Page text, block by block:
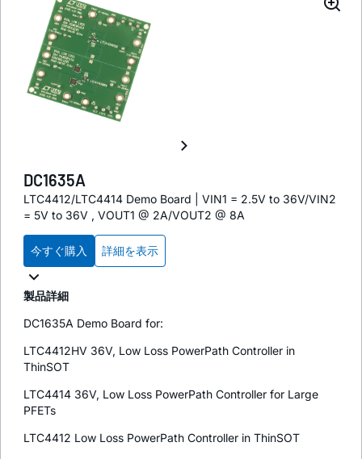
DC1635A
LTC4412/LTC4414 Demo Board | VIN1 = 2.5V to 36V/VIN2
= 5V to 36V , VOUT1 @ 2A/VOUT2 @ 8A
今すぐ購入 詳細を表示
製品詳細
DC1635A Demo Board for:
LTC4412HV 36V, Low Loss PowerPath Controller in
ThinSOT
LTC4414 36V, Low Loss PowerPath Controller for Large
PFETs
LTC4412 Low Loss PowerPath Controller in ThinSOT